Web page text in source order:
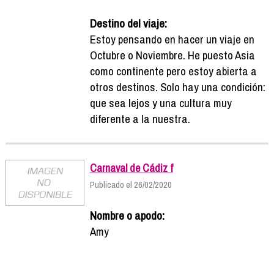
Destino del viaje:
Estoy pensando en hacer un viaje en
Octubre o Noviembre. He puesto Asia
como continente pero estoy abierta a
otros destinos. Solo hay una condición:
que sea lejos y una cultura muy
diferente a la nuestra.
Carnaval de Cádiz f
Publicado el 26/02/2020
Nombre o apodo:
Amy